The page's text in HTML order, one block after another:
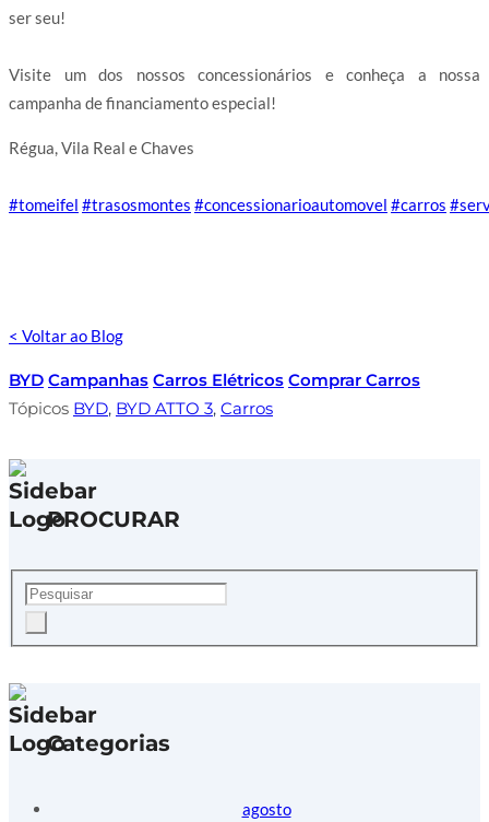
ser seu!
Visite um dos nossos concessionários e conheça a nossa
campanha de financiamento especial!
Régua, Vila Real e Chaves
#tomeifel #trasosmontes #concessionarioautomovel #carros
< Voltar ao Blog
BYD Campanhas Carros Elétricos Comprar Carros
Tópicos BYD, BYD ATTO 3, Carros
PROCURAR
Categorias
agosto